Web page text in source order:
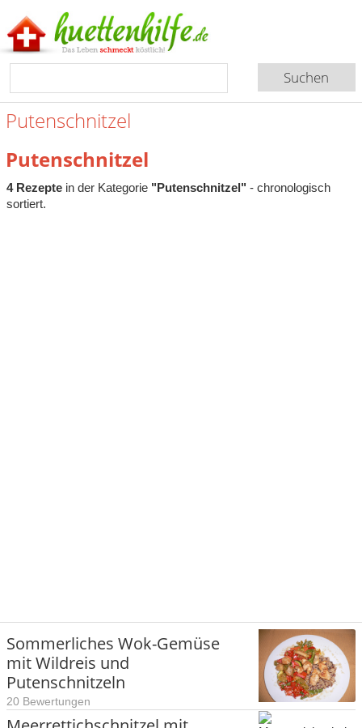
Putenschnitzel
Putenschnitzel
4 Rezeptein der Kategorie "Putenschnitzel" - chronologisch
sortiert.
Sommerliches Wok-Gemüse
mit Wildreis und
Putenschnitzeln
20 Bewertungen